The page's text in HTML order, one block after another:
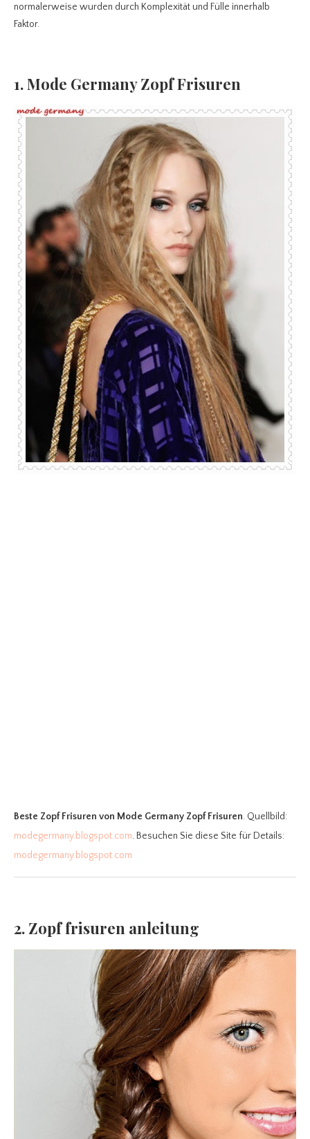
normalerweise wurden durch Komplexität und Fülle innerhalb
Faktor.
1. Mode Germany Zopf Frisuren
Beste Zopf Frisuren von Mode Germany Zopf Frisuren. Quellbild:
modegermany.blogspot.com. Besuchen Sie diese Site für Details:
modegermany.blogspot.com
2. Zopf frisuren anleitung